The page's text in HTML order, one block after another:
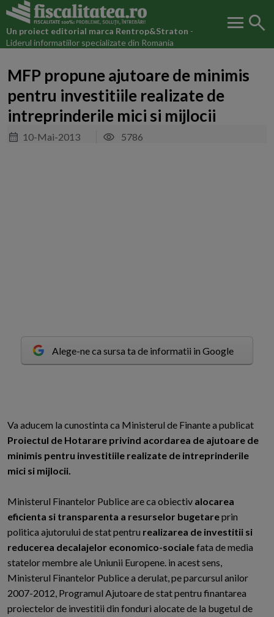
Un proiect editorial marca Rentrop&Straton -
Liderul informatiilor specializate din Romania
menu search
MFP propune ajutoare de minimis
pentru investitiile realizate de
intreprinderile mici si mijlocii
10-Mai-2013 5786
Alege-ne ca sursa ta de informatii in Google
Va aducem la cunostinta ca Ministerul de Finante a publicat
Proiectul de Hotarare privind acordarea de ajutoare de
minimis pentru investitiile realizate de intreprinderile
mici si mijlocii.
Ministerul Finantelor Publice are ca obiectiv alocarea
eficienta si transparenta a resurselor bugetareprin
politica ajutorului de stat pentru realizarea de investitii si
reducerea decalajelor economico-socialefata de media
statelor membre ale Uniunii Europene. in acest sens,
Ministerul Finantelor Publice a derulat, pe parcursul anilor
2007-2012, Programul Ajutoare de stat pentru finantarea
proiectelor de investitii din fonduri alocate de la bugetul de